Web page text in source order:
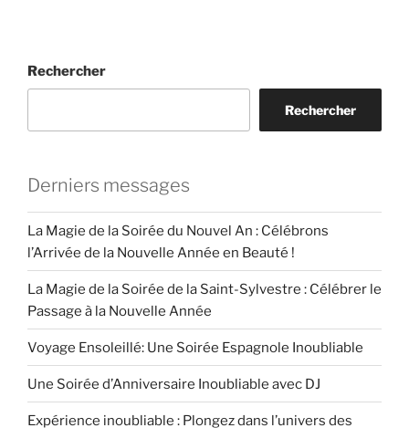
Rechercher
Rechercher
Derniers messages
La Magie de la Soirée du Nouvel An : Célébrons
l’Arrivée de la Nouvelle Année en Beauté !
La Magie de la Soirée de la Saint-Sylvestre : Célébrer le
Passage à la Nouvelle Année
Voyage Ensoleillé: Une Soirée Espagnole Inoubliable
Une Soirée d’Anniversaire Inoubliable avec DJ
Expérience inoubliable : Plongez dans l’univers des